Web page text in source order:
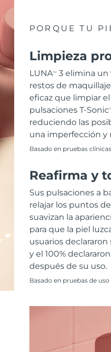
PORQUE TU
Limpieza
LUNATM
3 elimina un
restos de
eficaz que limpiar
pulsaciones T-Sonic
reduciendo las
una imperfección y
Basado en pruebas
Reafirma y
Sus pulsaciones a
relajar los puntos
suavizan la
para que la piel
usuarios
y el 100%
después de su uso.
Basado en pruebas de